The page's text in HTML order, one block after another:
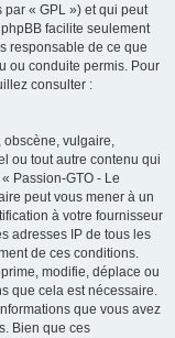
« GPL ») et qui peut
facilite seulement
responsable de ce que
ou conduite permis. Pour
consulter :
obscène, vulgaire,
ou tout autre contenu qui
Passion-GTO - Le
peut vous mener à un
à votre fournisseur
adresses IP de tous les
de ces conditions.
modifie, déplace ou
que cela est nécessaire.
que vous avez
Bien que ces